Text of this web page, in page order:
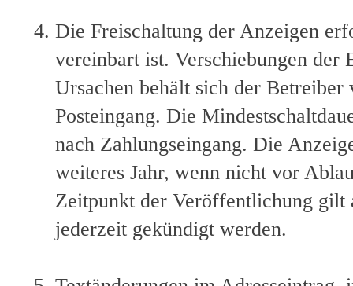
Die Freischaltung der Anzeigen
vereinbart ist. Verschiebungen der
Ursachen behält sich der
Posteingang. Die
nach Zahlungseingang. Die
weiteres Jahr, wenn nicht vor
Zeitpunkt der Veröffentlichung
jederzeit gekündigt werden.